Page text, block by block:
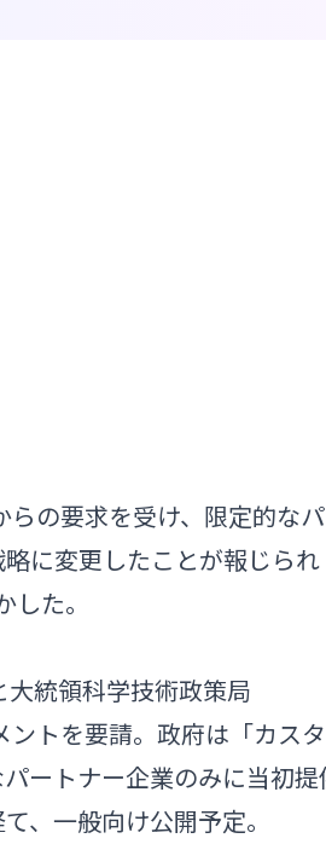
の要求を受け、限定的なパ
に変更したことが報じられ
た。
大統領科学技術政策局
ントを要請。政府は「カスタ
ートナー企業のみに当初提
、一般向け公開予定。